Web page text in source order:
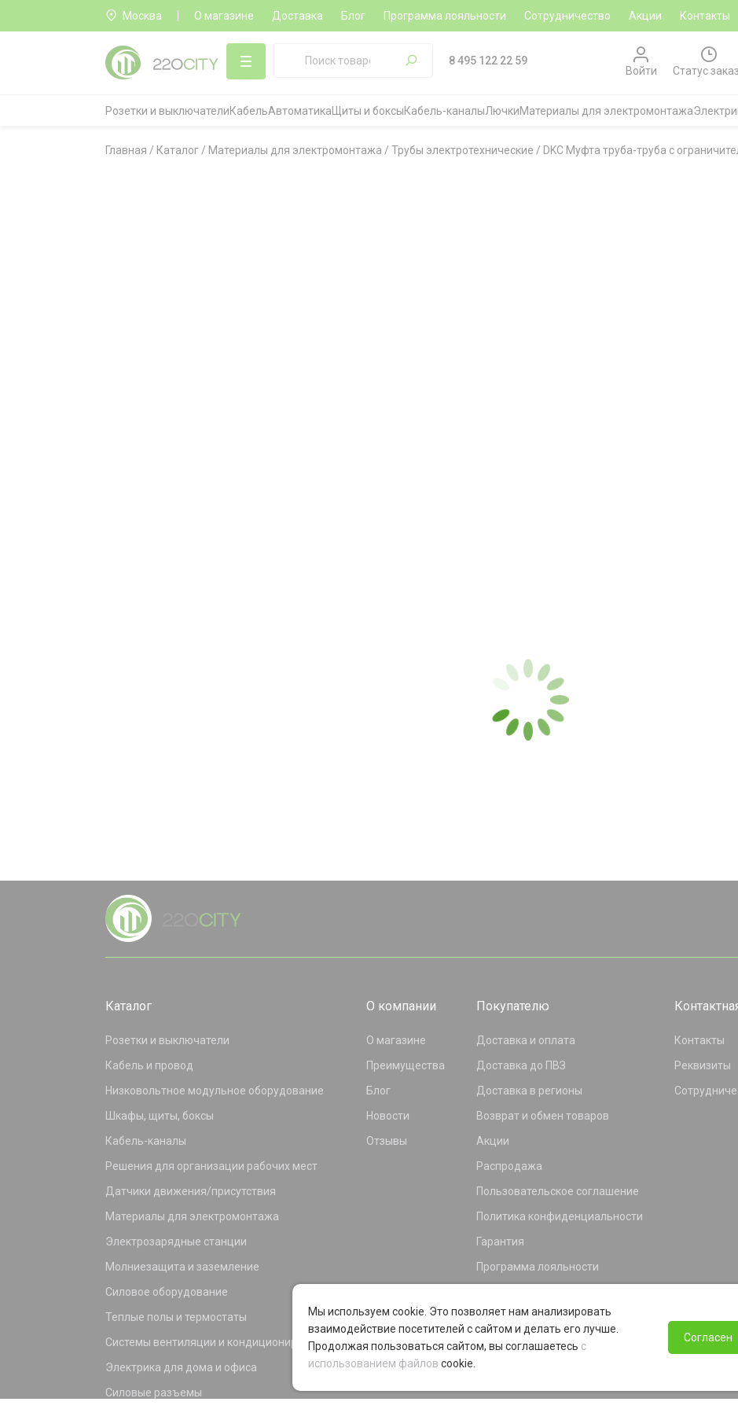
Москва О магазине Доставка Блог Программа лояльности Сотрудничество Акции Контакты
8 495 122 22 59
Войти
Статус
Розетки и выключателиКабельАвтоматика Щиты и боксыКабель-каналыЛючкиМатериалы для электромонтажа
Главная / Каталог / Материалы для электромонтажа / Трубы электротехнические / DKC Муфта труба-труба с
Каталог
Розетки и выключатели
Кабель и провод
Низковольтное модульное оборудование
Шкафы, щиты, боксы
Кабель-каналы
Решения для организации рабочих мест
Датчики движения/присутствия
Материалы для электромонтажа
Электрозарядные станции
Молниезащита и заземление
Силовое оборудование
Теплые полы и термостаты
Системы вентиляции и кондиционирования
Электрика для дома и офиса
Силовые разъемы
О компании
О магазине
Преимущества
Блог
Новости
Отзывы
Покупателю
Доставка и оплата
Доставка до ПВЗ
Доставка в регионы
Возврат и обмен товаров
Акции
Распродажа
Пользовательское соглашение
Политика конфиденциальности
Гарантия
Программа лояльности
Контакты
Реквизиты
Мы используем cookie. Это позволяет нам анализировать
взаимодействие посетителей с сайтом и делать его лучше.
Продолжая пользоваться сайтом, вы соглашаетесь с
использованием файлов cookie.
Согласен